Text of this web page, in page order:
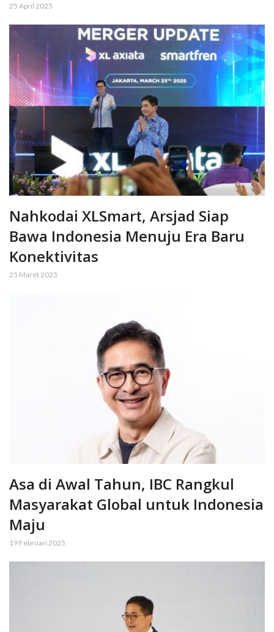
25 April 2025
Nahkodai XLSmart, Arsjad Siap
Bawa Indonesia Menuju Era Baru
Konektivitas
25 Maret 2025
Asa di Awal Tahun, IBC Rangkul
Masyarakat Global untuk Indonesia
Maju
19 Februari 2025